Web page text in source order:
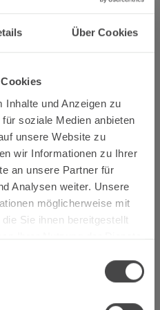
Über Cookies
Inhalte und Anzeigen zu
soziale Medien anbieten
unsere Website zu
wir Informationen zu Ihrer
an unsere Partner für
Analysen weiter. Unsere
möglicherweise mit
Sie ihnen bereitgestellt
trocken:
trocken, Weingut
trocken:
trocken, Weingut
trocken, Weingut
Qw trocken, Weingut